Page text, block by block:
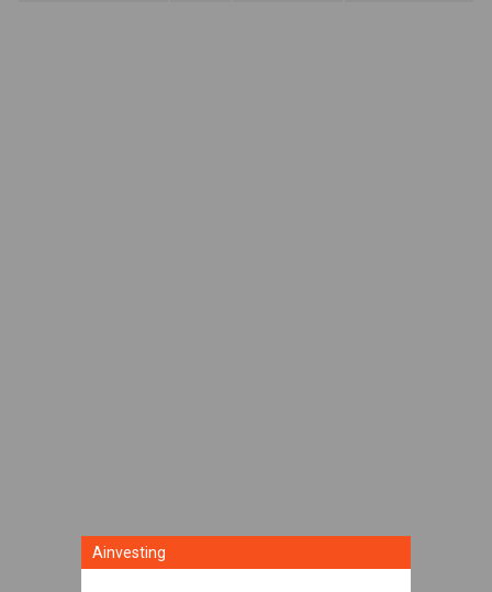
Ainvesting